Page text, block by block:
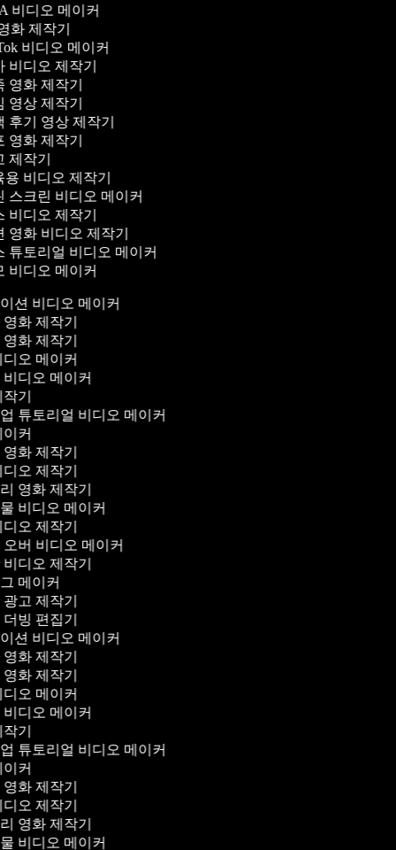
비디오 메이커
화 제작기
비디오 메이커
비디오 제작기
영화 제작기
영상 제작기
후기 영상 제작기
영화 제작기
제작기
비디오 제작기
스크린 비디오 메이커
비디오 제작기
영화 비디오 제작기
튜토리얼 비디오 메이커
비디오 메이커
이션 비디오 메이커
영화 제작기
영화 제작기
디오 메이커
비디오 메이커
작기
업 튜토리얼 비디오 메이커
이커
영화 제작기
디오 제작기
리 영화 제작기
물 비디오 메이커
디오 제작기
오버 비디오 메이커
비디오 제작기
그 메이커
광고 제작기
더빙 편집기
이션 비디오 메이커
영화 제작기
영화 제작기
디오 메이커
비디오 메이커
작기
업 튜토리얼 비디오 메이커
이커
영화 제작기
디오 제작기
리 영화 제작기
물 비디오 메이커